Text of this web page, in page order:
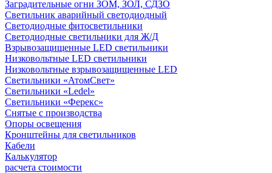
Заградительные огни ЗОМ, ЗОЛ, СДЗО
Светильник аварийный светодиодный
Светодиодные фитосветильники
Светодиодные светильники для Ж/Д
Взрывозащищенные LED светильники
Низковольтные LED светильники
Низковольтные взрывозащищенные LED
Светильники «АтомСвет»
Светильники «Ledel»
Светильники «Ферекс»
Снятые с производства
Опоры освещения
Кронштейны для светильников
Кабели
Калькулятор
расчета стоимости